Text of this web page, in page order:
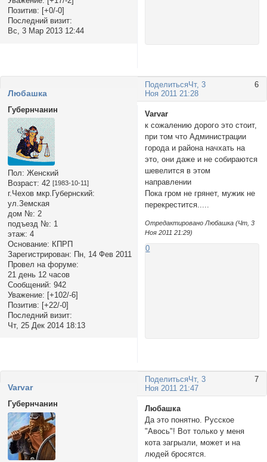
Позитив: [+0/-0]
Последний визит:
Вс, 3 Мар 2013 12:44
Поделиться 6
Чт, 3
Ноя 2011 21:28
Любашка
Губернчанин
Пол: Женский
Возраст: 42 [1983-10-11]
г.Чехов мкр.Губернский:
ул.Земская
дом №: 2
подъезд №: 1
этаж: 4
Основание: КПРП
Зарегистрирован: Пн, 14 Фев 2011
Провел на форуме:
21 день 12 часов
Сообщений: 942
Уважение: [+102/-6]
Позитив: [+22/-0]
Последний визит:
Чт, 25 Дек 2014 18:13
Varvar
к сожалению дорого это стоит,
при том что Администрации
города и района начхать на
это, они даже и не собираются
шевелится в этом
направлении
Пока гром не грянет, мужик не
перекрестится.....
Отредактировано Любашка (Чт, 3
Ноя 2011 21:29)
0
Поделиться 7
Чт, 3
Ноя 2011 21:47
Varvar
Губернчанин
Любашка
Да это понятно. Русское
"Авось"! Вот только у меня
кота загрызли, может и на
людей бросятся.